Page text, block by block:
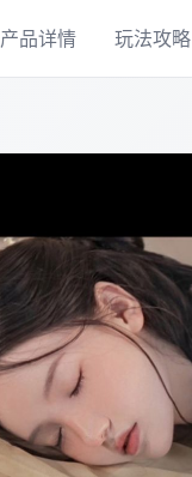
产品详情 玩法攻略